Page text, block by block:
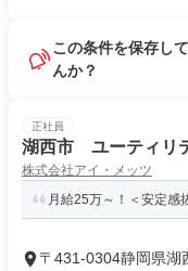
この条件を保存し
んか？
正社員
湖西市 ユーティリ
株式会社アイ・メッツ
月給25万～！＜安定感
〒431-0304静岡県湖